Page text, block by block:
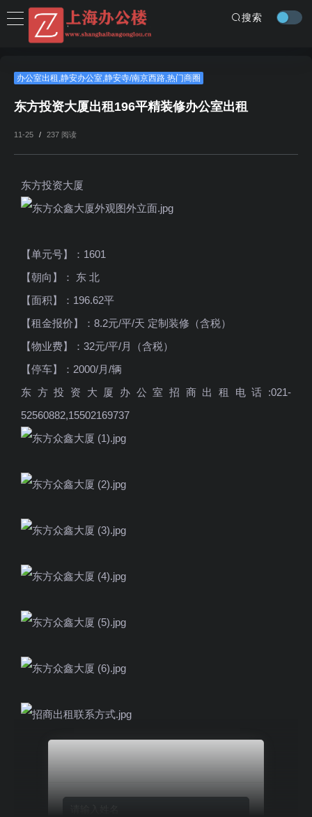
搜索
办公室出租 ,静安办公室,静安寺/南京西路,热门商圈
东方投资大厦出租196平精装修办公室出租
11-25 / 237 阅读
东方投资大厦
【单元号】：1601
【朝向】： 东 北
【面积】：196.62平
【租金报价】：8.2元/平/天 定制装修（含税）
【物业费】：32元/平/月（含税）
【停车】：2000/月/辆
东方投资大厦办公室招商出租电话:021-
52560882,15502169737